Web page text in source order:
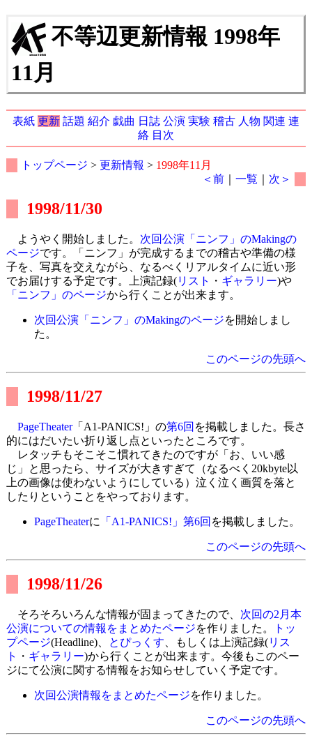
不等辺更新情報 1998年
11月
表紙 更新 話題 紹介 戯曲 日誌 公演 実験 稽古 人物 関連 連
絡 目次
トップページ > 更新情報 > 1998年11月
＜前 ｜一覧 次＞
1998/11/30
ようやく開始しました。 次回公演「ニンフ」のMakingの
ページです。「ニンフ」が完成するまでの稽古や準備の様
子を、写真を交えながら、なるべくリアルタイムに近い形
でお届けする予定です。上演記録(リスト ・ ギャラリー)や
「ニンフ」のページから行くことが出来ます。
次回公演「ニンフ」のMakingのページを開始しまし
た。
このページの先頭へ
1998/11/27
PageTheater「A1-PANICS!」の第6回 を掲載しました。長さ
的にはだいたい折り返し点といったところです。
レタッチもそこそこ慣れてきたのですが「お、いい感
じ」と思ったら、サイズが大きすぎて（なるべく20kbyte以
上の画像は使わないようにしている）泣く泣く画質を落と
したりということをやっております。
PageTheaterに 「A1-PANICS!」第6回 を掲載しました。
このページの先頭へ
1998/11/26
そろそろいろんな情報が固まってきたので、 次回の2月本
公演についての情報をまとめたページを作りました。
トッ
プページ(Headline)、 とぴっくす 、もしくは上演記録(リス
ト
・ ギャラリー)から行くことが出来ます。今後もこのペー
ジにて公演に関する情報をお知らせしていく予定です。
次回公演情報をまとめたページを作りました。
このページの先頭へ